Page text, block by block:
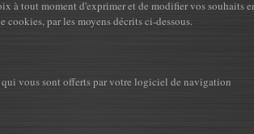
à tout moment d'exprimer et de modifier vos souhaits
cookies, par les moyens décrits ci-dessous.
vous sont offerts par votre logiciel de navigation